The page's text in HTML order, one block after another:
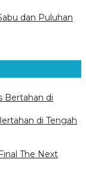
dan Puluhan
di Tengah